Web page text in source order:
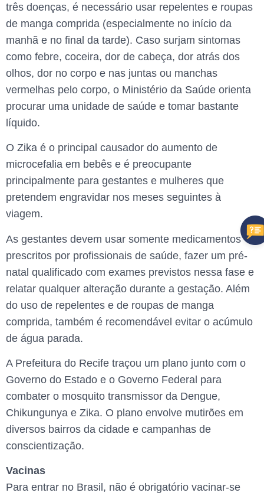
três doenças, é necessário usar repelentes e roupas
de manga comprida (especialmente no início da
manhã e no final da tarde). Caso surjam sintomas
como febre, coceira, dor de cabeça, dor atrás dos
olhos, dor no corpo e nas juntas ou manchas
vermelhas pelo corpo, o Ministério da Saúde orienta
procurar uma unidade de saúde e tomar bastante
líquido.
O Zika é o principal causador do aumento de
microcefalia em bebês e é preocupante
principalmente para gestantes e mulheres que
pretendem engravidar nos meses seguintes à
viagem.
As gestantes devem usar somente medicamentos
prescritos por profissionais de saúde, fazer um pré-
natal qualificado com exames previstos nessa fase e
relatar qualquer alteração durante a gestação. Além
do uso de repelentes e de roupas de manga
comprida, também é recomendável evitar o acúmulo
de água parada.
A Prefeitura do Recife traçou um plano junto com o
Governo do Estado e o Governo Federal para
combater o mosquito transmissor da Dengue,
Chikungunya e Zika. O plano envolve mutirões em
diversos bairros da cidade e campanhas de
conscientização.
Vacinas
Para entrar no Brasil, não é obrigatório vacinar-se